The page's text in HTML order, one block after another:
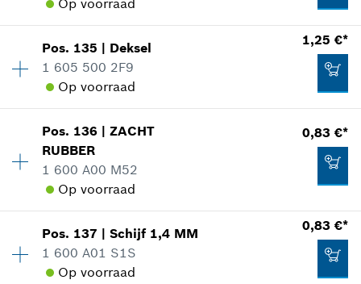
Aan winkelwagen toevoegen
2,89 €*
Prijs incl. BTW
reserveonderdelen informatie
Toepassingsinstructie
In weergave tonen
8,13 €*
Aan winkelwagen toevoegen
Op voorraad
Beschikbaarheid 1
Prijsgroep :10
reserveonderdelen informatie
Toepassingsinstructie
In weergave tonen
0,83 €*
Pos. 135 | Deksel
1 605 500 2F9
Op voorraad
1,25 €*
Prijsgroep:11
reserveonderdelen informatie
Toepassingsinstructie
Pos. 136 |ZACHT
RUBBER
1 600 A00 M52
Op voorraad
0,83 €*
Prijsgroep:10
reserveonderdelen informatie
Pos. 137 |Schijf 1,4 MM
1 600 A01 S1S
Op voorraad
0,83 €*